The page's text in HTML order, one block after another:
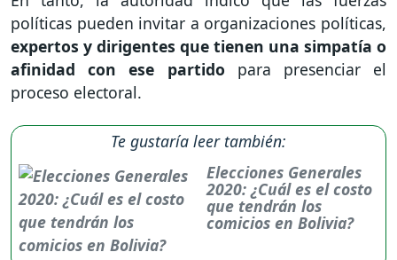
políticas pueden invitar a organizaciones políticas,
expertos y dirigentes que tienen una simpatía o
afinidad con ese partido para presenciar el
proceso electoral.
Te gustaría leer también:
Elecciones Generales
2020: ¿Cuál es el costo
que tendrán los
comicios en Bolivia?